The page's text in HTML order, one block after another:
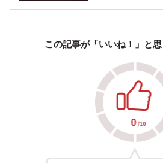
この記事が「いいね！」と